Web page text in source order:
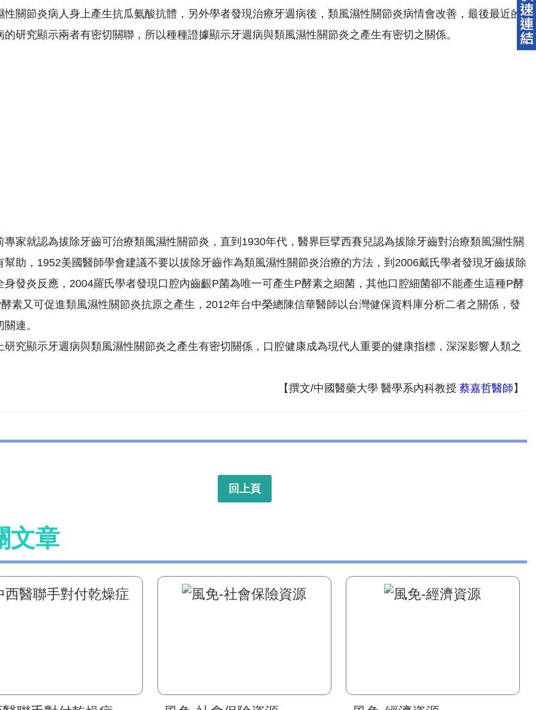
性關節炎病人身上產生抗瓜氨酸抗體，另外學者發現治療牙週病後，類風濕性關節炎病情會改善，最後最近的
的研究顯示兩者有密切關聯，所以種種證據顯示牙週病與類風濕性關節炎之產生有密切之關係。
專家就認為拔除牙齒可治療類風濕性關節炎，直到1930年代，醫界巨擘西賽兒認為拔除牙齒對治療類風濕性關
幫助，1952美國醫師學會建議不要以拔除牙齒作為類風濕性關節炎治療的方法，到2006戴氏學者發現牙齒拔除
身發炎反應，2004羅氏學者發現口腔內齒齦P菌為唯一可產生P酵素之細菌，其他口腔細菌卻不能產生這種P酵
素又可促進類風濕性關節炎抗原之產生，2012年台中榮總陳信華醫師以台灣健保資料庫分析二者之關係，發
連。
研究顯示牙週病與類風濕性關節炎之產生有密切關係，口腔健康成為現代人重要的健康指標，深深影響人類之
【撰文/中國醫藥大學 醫學系內科教授 蔡嘉哲醫師 】
回上頁
文章